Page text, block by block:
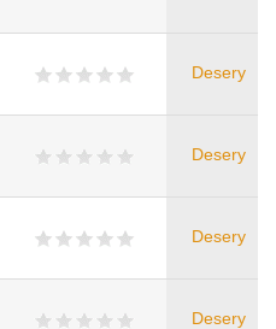
Desery
Desery
Desery
Desery